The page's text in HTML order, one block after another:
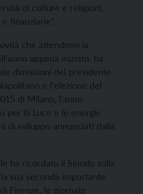
di culture e religioni,
finanziarie”.
che attendono la
appena iniziato, ha
dimissioni del presidente
e l'elezione del
di Milano, l'anno
per la Luce e le energie
di sviluppo annunciati dalla
ha ricordato il Sinodo sulla
sua seconda importante
Firenze, le giornate